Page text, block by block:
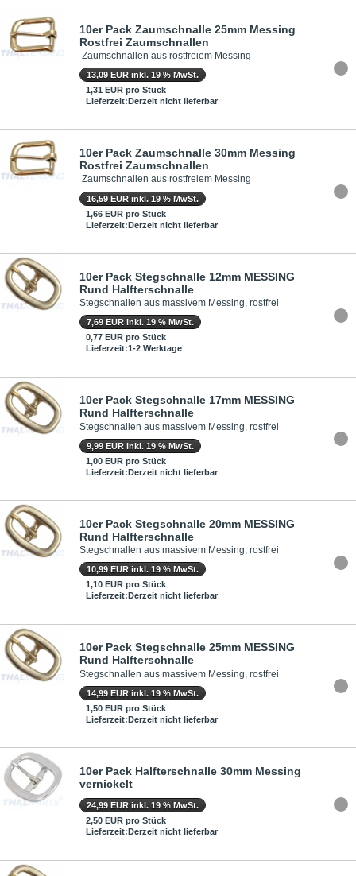
10er Pack Zaumschnalle 25mm Messing
Rostfrei Zaumschnallen
Zaumschnallen aus rostfreiem Messing
13,09 EUR inkl. 19 % MwSt.
1,31 EUR pro Stück
Lieferzeit:Derzeit nicht lieferbar
10er Pack Zaumschnalle 30mm Messing
Rostfrei Zaumschnallen
Zaumschnallen aus rostfreiem Messing
16,59 EUR inkl. 19 % MwSt.
1,66 EUR pro Stück
Lieferzeit:Derzeit nicht lieferbar
10er Pack Stegschnalle 12mm MESSING
Rund Halfterschnalle
Stegschnallen aus massivem Messing, rostfrei
7,69 EUR inkl. 19 % MwSt.
0,77 EUR pro Stück
Lieferzeit:1-2 Werktage
10er Pack Stegschnalle 17mm MESSING
Rund Halfterschnalle
Stegschnallen aus massivem Messing, rostfrei
9,99 EUR inkl. 19 % MwSt.
1,00 EUR pro Stück
Lieferzeit:Derzeit nicht lieferbar
10er Pack Stegschnalle 20mm MESSING
Rund Halfterschnalle
Stegschnallen aus massivem Messing, rostfrei
10,99 EUR inkl. 19 % MwSt.
1,10 EUR pro Stück
Lieferzeit:Derzeit nicht lieferbar
10er Pack Stegschnalle 25mm MESSING
Rund Halfterschnalle
Stegschnallen aus massivem Messing, rostfrei
14,99 EUR inkl. 19 % MwSt.
1,50 EUR pro Stück
Lieferzeit:Derzeit nicht lieferbar
10er Pack Halfterschnalle 30mm Messing
vernickelt
24,99 EUR inkl. 19 % MwSt.
2,50 EUR pro Stück
Lieferzeit:Derzeit nicht lieferbar